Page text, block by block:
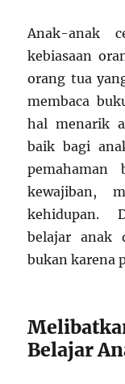
Anak-anak
kebiasaan
orang tua
membaca
hal menarik
baik bagi
pemahaman
kewajiban,
kehidupan.
belajar anak
bukan karena
Belajar